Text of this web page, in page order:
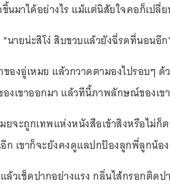
นมาได้อย่างไร แม้แต่นิสัยใจคอก็เปลี่
“นายน่ะสิโง่ สิบขวบแล้วยังฉี่รดที่นอนอีก
องอู่เหมย แล้วกวาดตามองไปรอบๆ
งเขาออกมา แล้วทีนี้ภาพลักษณ์ของเข
ยจะถูกเทพแห่งหนังสือเข้าสิงหรือไม่ก็
ก เขาก็จะยังคงดูแลปกป้องลูกพี่ลูกน้อ
ล้วเช็ดปากอย่างแรง กลิ่นไส้กรอกติดป